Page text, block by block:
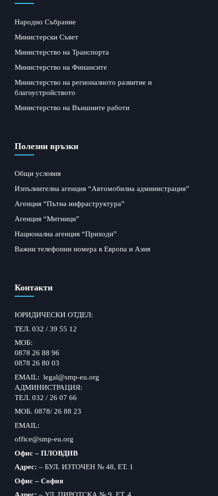
Народно Събрание
Министерски Съвет
Министерство на Транспорта
Министерство на Финансите
Министерство на регионалното развитие и
благоустройството
Министерство на Външните работи
Полезни връзки
Общи условия
Изпълнителна агенция “Автомобилна администрация”
Агенция “Пътна инфраструктура”
Агенция “Митници”
Национална агенция “Приходи”
Важни телефонни номера в Европа и Азия
Контакти
ЮРИДИЧЕСКИ ОТДЕЛ:
ТЕЛ. 032 / 39 55 12
МОБ:
0878 26 88 96
0878 26 80 03
EMAIL: legal@smp-eu.org
АДМИНИСТРАЦИЯ:
ТЕЛ. 032 / 26 07 66
МОБ. 0878/ 26 88 23
EMAIL:
office@smp-eu.org
Офис – ПЛОВДИВ
Адрес: – БУЛ. ИЗТОЧЕН № 48, ЕТ. 1
Офис – София